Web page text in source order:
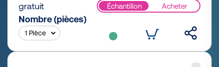
gratuit Échantillon Acheter
Nombre (pièces)